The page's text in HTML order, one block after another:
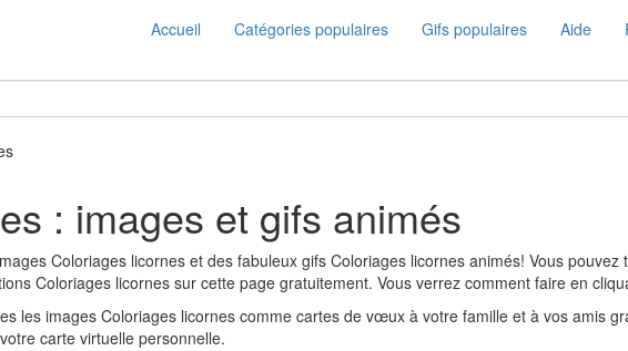
Accueil Catégories populaires Gifs populaires Aide
: images et gifs animés
Coloriages licornes et des fabuleux gifs Coloriages licornes animés! Vous pouvez
Coloriages licornes sur cette page gratuitement. Vous verrez comment faire en
les images Coloriages licornes comme cartes de vœux à votre famille et à vos amis
carte virtuelle personnelle.